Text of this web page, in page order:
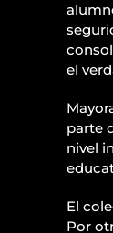
el
parte
nivel
El
Por